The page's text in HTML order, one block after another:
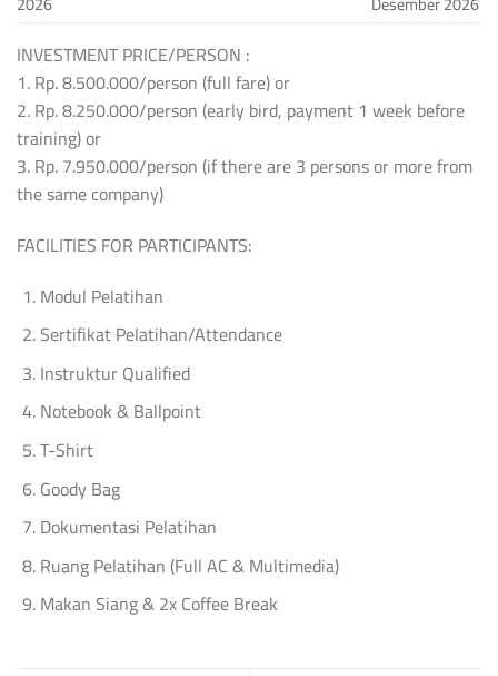
INVESTMENT PRICE/PERSON :
1. Rp. 8.500.000/person (full fare) or
2. Rp. 8.250.000/person (early bird, payment 1 week before
training) or
3. Rp. 7.950.000/person (if there are 3 persons or more from
the same company)
FACILITIES FOR PARTICIPANTS:
Modul Pelatihan
Sertifikat Pelatihan/Attendance
Instruktur Qualified
Notebook & Ballpoint
T-Shirt
Goody Bag
Dokumentasi Pelatihan
Ruang Pelatihan (Full AC & Multimedia)
Makan Siang & 2x Coffee Break